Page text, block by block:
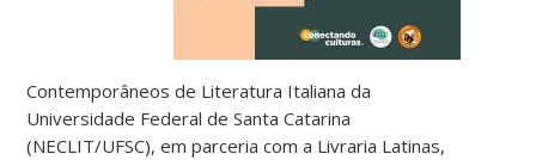
Contemporâneos de Literatura Italiana da
Universidade Federal de Santa Catarina
(NECLIT/UFSC), em parceria com a Livraria Latinas,